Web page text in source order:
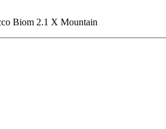
Biom 2.1 X Mountain